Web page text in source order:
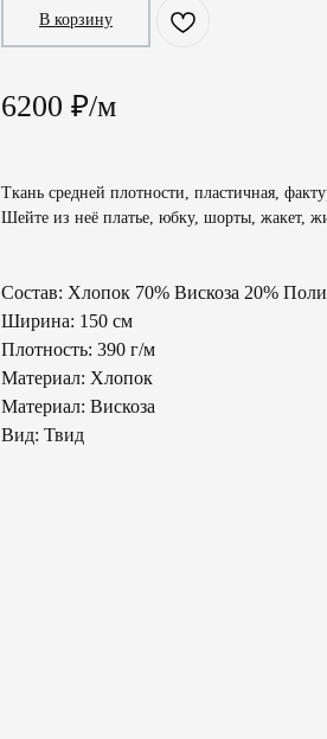
В корзину
6200 ₽/м
Ткань средней плотности, пластичная,
Шейте из неё платье, юбку, шорты, жакет,
Состав: Хлопок 70% Вискоза 20%
Ширина: 150 см
Плотность: 390 г/м
Материал: Хлопок
Материал: Вискоза
Вид: Твид